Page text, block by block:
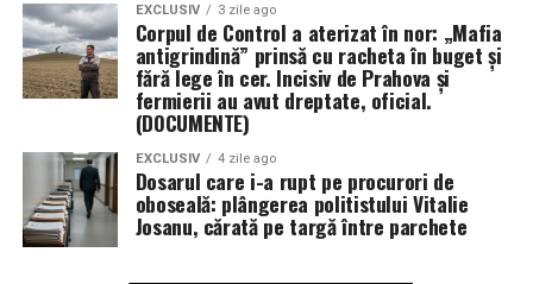
EXCLUSIV 3 zile ago
Corpul de Control a aterizat în nor: „Mafia
antigrindină” prinsă cu racheta în buget și
fără lege în cer. Incisiv de Prahova și
fermierii au avut dreptate, oficial.
(DOCUMENTE)
EXCLUSIV 4 zile ago
Dosarul care i-a rupt pe procurori de
oboseală: plângerea politistului Vitalie
Josanu, cărată pe targă între parchete